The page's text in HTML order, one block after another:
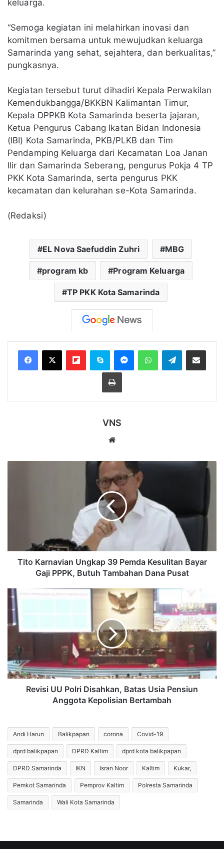
keluarga.
“Semoga kegiatan ini melahirkan inovasi dan
komitmen bersama untuk mewujudkan keluarga
Samarinda yang sehat, sejahtera, dan berkualitas,”
pungkasnya.
Kegiatan tersebut turut dihadiri Kepala Perwakilan
Kemendukbangga/BKKBN Kalimantan Timur,
Kepala DPPKB Kota Samarinda beserta jajaran,
Ketua Pengurus Cabang Ikatan Bidan Indonesia
(IBI) Kota Samarinda, PKB/PLKB dan Tim
Pendamping Keluarga dari Kecamatan Loa Janan
Ilir dan Samarinda Seberang, pengurus Pokja 4 TP
PKK Kota Samarinda, serta pengurus PKK
kecamatan dan kelurahan se-Kota Samarinda.
(Redaksi)
EL Nova Saefuddin Zuhri MBG
program kb Program Keluarga
TP PKK Kota Samarinda
FlipboardSkype MessengerWhatsAppTelegramBagikan melalui Email
Cetak
VNS
PPPK,
Butuh
Tambahan
Pusat
Tito Karnavian Ungkap 39 Pemda Kesulitan Bayar
Gaji PPPK, Butuh Tambahan Dana Pusat
Revisi
UU
Polri
Disahkan,
Batas
Usia
Pensiun
Anggota
Kepolisian
BertambahRevisi UU Polri Disahkan, Batas Usia Pensiun
Anggota Kepolisian Bertambah
Andi Harun Balikpapan corona Covid-19
dprd balikpapan DPRD Kaltim dprd kota balikpapan
DPRD Samarinda IKN Isran Noor Kaltim Kukar,
Pemkot Samarinda Pemprov Kaltim Polresta Samarinda
Samarinda Wali Kota Samarinda